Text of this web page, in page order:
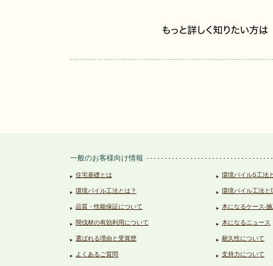
一般のお客様向け情報
住宅基礎とは 環境パイルS工法
環境パイル工法とは？ 環境パイル工法と
品質・性能保証について 木になるケース-
間伐材の有効利用について 木になるニュース
選ばれる理由と受賞歴 耐久性について
よくあるご質問 支持力について